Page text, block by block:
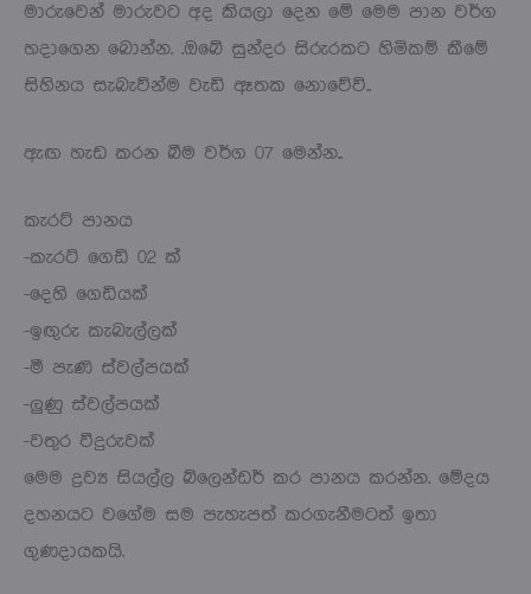
මාරුවෙන් මාරුවට අද කියලා දෙන මේ මෙම පාන වර්ග
හදාගෙන බොන්න. .ඔබේ සුන්දර සිරුරකට හිමිකම් කීමේ
සිහිනය සැබැවින්ම වැඩි ඈතක නොවේවි..
ඇඟ හැඩ කරන බීම වර්ග 07 මෙන්න..
කැරට් පානය
-කැරට් ගෙඩි 02 ක්
-දෙහි ගෙඩියක්
-ඉඟුරු කැබැල්ලක්
-මී පැණි ස්වල්පයක්
-ලුණු ස්වල්පයක්
-වතුර වීදුරුවක්
මෙම ද්‍රව්‍ය සියල්ල බ්ලෙන්ඩර් කර පානය කරන්න. මේදය
දහනයට වගේම සම පැහැපත් කරගැනීමටත් ඉතා
ගුණදායකයි.